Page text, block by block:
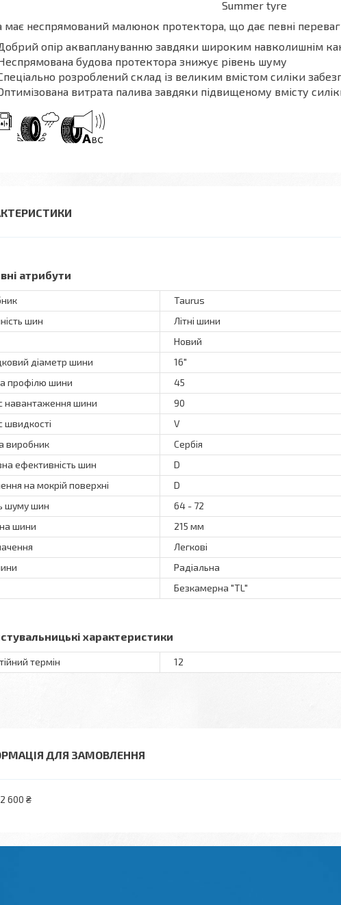
Summer tyre
неспрямований малюнок протектора, що дає певні
опір акваплануванню завдяки широким навколишнім
будова протектора знижує рівень шуму
розроблений склад із великим вмістом силіки
витрата палива завдяки підвищеному вмісту
атрибути
Taurus
шин
Літні шини
Новий
діаметр шини
16"
профілю шини
45
навантаження шини
90
швидкості
V
виробник
Сербія
ефективність шин
D
на мокрій поверхні
D
шуму шин
64 - 72
шини
215 мм
Легкові
Радіальна
Безкамерна "TL"
характеристики
термін 12
ДЛЯ ЗАМОВЛЕННЯ
2 600 ₴